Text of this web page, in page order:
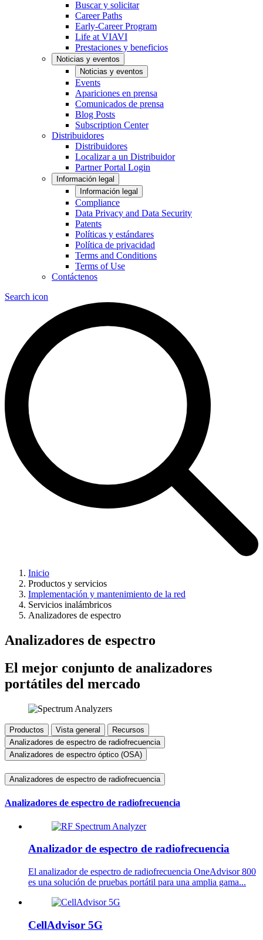
Buscar y solicitar
Career Paths
Early-Career Program
Life at VIAVI
Prestaciones y beneficios
Noticias y eventos
Noticias y eventos
Events
Apariciones en prensa
Comunicados de prensa
Blog Posts
Subscription Center
Distribuidores
Distribuidores
Localizar a un Distribuidor
Partner Portal Login
Información legal
Información legal
Compliance
Data Privacy and Data Security
Patents
Políticas y estándares
Política de privacidad
Terms and Conditions
Terms of Use
Contáctenos
Search icon
Inicio
Productos y servicios
Implementación y mantenimiento de la red
Servicios inalámbricos
Analizadores de espectro
Analizadores de espectro
El mejor conjunto de analizadores
portátiles del mercado
Productos Vista general
Recursos
Analizadores de espectro de radiofrecuencia
Analizadores de espectro óptico (OSA)
Analizadores de espectro de radiofrecuencia
Analizadores de espectro de radiofrecuencia
Analizador de espectro de radiofrecuencia
El analizador de espectro de radiofrecuencia OneAdvisor 800
es una solución de pruebas portátil para una amplia gama...
CellAdvisor 5G